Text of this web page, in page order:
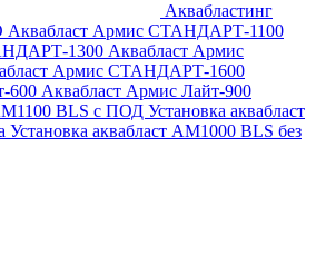
Аквабластинг
Аквабласт Армис СТАНДАРТ-1100
1300 Аквабласт Армис
Армис СТАНДАРТ-1600
600 Аквабласт Армис Лайт-900
BLS с ПОД Установка аквабласт
Установка аквабласт AM1000 BLS без